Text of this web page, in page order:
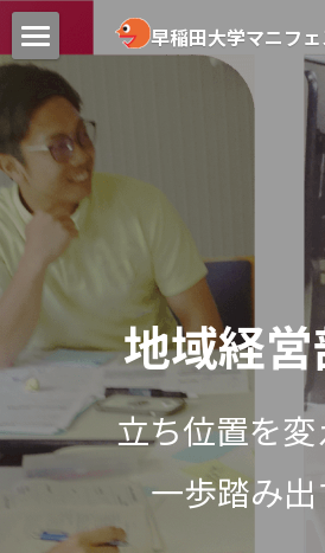
早稲田大学マニフ
HOME
プロジェクト
議会改革調査部会
シティズンシップ推進部会
マニフェスト調査
ジオパーク調査
地域経営部会
書籍・論文
研究員・スタッフ
リンク
ブログ
お問合せ
講師依頼等のお問
地域経
立ち位置を
一歩踏み出
ブログカテゴ
すべてのカテゴリ
議会改革